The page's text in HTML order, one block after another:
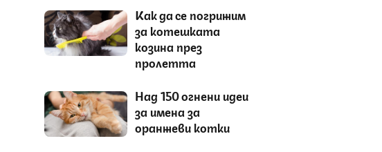
Как да се погрижим
за котешката
козина през
пролетта
Над 150 огнени идеи
за имена за
оранжеви котки